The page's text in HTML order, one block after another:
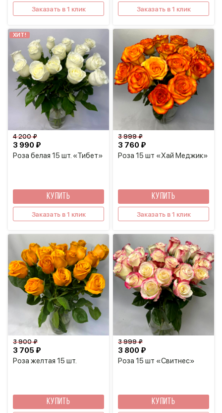
Заказать в 1 клик Заказать в 1 клик
ХИТ!
Роза белая 15 шт. «Тибет»
3 990 ₽
4 200 ₽
КУПИТЬ
Заказать в 1 клик
Роза 15 шт «Хай Меджик»
3 760 ₽
3 999 ₽
КУПИТЬ
Заказать в 1 клик
Роза желтая 15 шт.
3 705 ₽
3 900 ₽
КУПИТЬ
Роза 15 шт «Свитнес»
3 800 ₽
3 999 ₽
КУПИТЬ